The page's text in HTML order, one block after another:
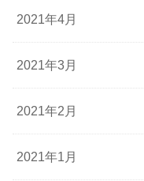
2021年4月
2021年3月
2021年2月
2021年1月